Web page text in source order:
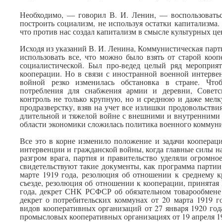
Необходимо, — говорил В. И. Ленин, —
построить социализм, не используя остатки
что против нас создал капитализм в смысле культурных
Исходя из указаний В. И. Ленина, Коммунистическая
использовать все, что можно было взять от старой
социалистической. Был про-ведед целый ряд
кооперации. Но в связи с иностранной военной
войной резко изменилась обстановка в стране.
потребления для снабжения армии и деревни,
контроль не только крупную, но и среднюю и даже
продразверстку, взяв на учет все излишки
длительной и тяжелой войне с внешними и внутренними
области экономики сложилась политика военного
Все это в корне изменило положение и задачи
интервенции и гражданской войны, когда главные силы
разгром врага, партия и правительство уделяли
свидетельствуют такие документы, как программа
марте 1919 года, резолюция об отношении к среднему
съезде, резолюция об отношении к кооперации,
года, декрет СНК РСФСР об обязательном
декрет о потребительских коммунах от 20 марта 1919
видов кооперативных организаций от 27 января 1920
промысловых кооперативных организациях от 19 апреля